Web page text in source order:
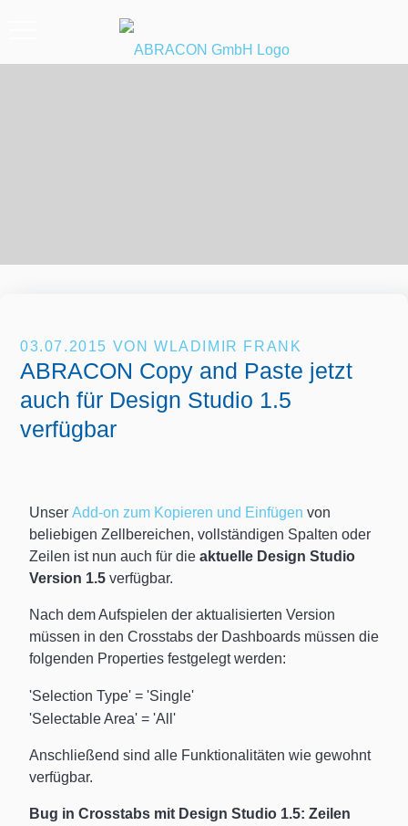
03.07.2015 VON WLADIMIR FRANK
ABRACON Copy and Paste jetzt
auch für Design Studio 1.5
verfügbar
Unser Add-on zum Kopieren und Einfügen von
beliebigen Zellbereichen, vollständigen Spalten oder
Zeilen ist nun auch für die aktuelle Design Studio
Version 1.5 verfügbar.
Nach dem Aufspielen der aktualisierten Version
müssen in den Crosstabs der Dashboards müssen die
folgenden Properties festgelegt werden:
'Selection Type' = 'Single'
'Selectable Area' = 'All'
Anschließend sind alle Funktionalitäten wie gewohnt
verfügbar.
Bug in Crosstabs mit Design Studio 1.5: Zeilen